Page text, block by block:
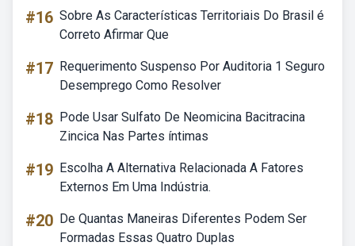
#16 Sobre As Características Territoriais Do Brasil é
Correto Afirmar Que
#17 Requerimento Suspenso Por Auditoria 1 Seguro
Desemprego Como Resolver
#18 Pode Usar Sulfato De Neomicina Bacitracina
Zincica Nas Partes íntimas
#19 Escolha A Alternativa Relacionada A Fatores
Externos Em Uma Indústria.
#20 De Quantas Maneiras Diferentes Podem Ser
Formadas Essas Quatro Duplas